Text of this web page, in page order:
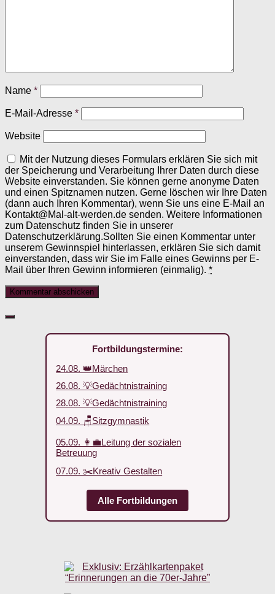
Name *
E-Mail-Adresse *
Website
Mit der Nutzung dieses Formulars erklären Sie sich mit
der Speicherung und Verarbeitung Ihrer Daten durch diese
Website einverstanden. Sie können gerne anonyme Daten
und einen Spitznamen nutzen. Gerne löschen wir Ihre Daten
(dann auch Ihren Kommentar), wenn Sie uns eine E-Mail an
Kontakt@Mal-alt-werden.de senden. Weitere Informationen
zum Datenschutz finden Sie in unserer
Datenschutzerklärung.Sollten Sie einen Kommentar unter
unserem Gewinnspiel hinterlassen, erklären Sie sich damit
einverstanden, dass wir Sie im Falle eines Gewinns per E-
Mail über Ihren Gewinn informieren (einmalig). *
Fortbildungstermine:
24.08. 👑Märchen
26.08. 💡Gedächtnistraining
28.08. 💡Gedächtnistraining
04.09. 🪑Sitzgymnastik
05.09. 👩‍💼Leitung der sozialen
Betreuung
07.09. ✂️Kreativ Gestalten
Alle Fortbildungen